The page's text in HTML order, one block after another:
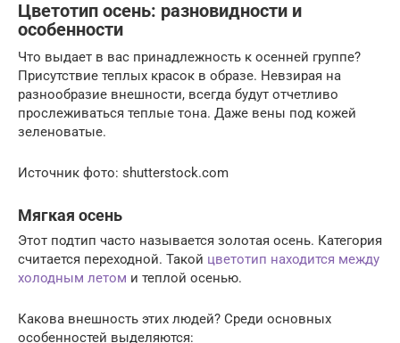
Цветотип осень: разновидности и
особенности
Что выдает в вас принадлежность к осенней группе?
Присутствие теплых красок в образе. Невзирая на
разнообразие внешности, всегда будут отчетливо
прослеживаться теплые тона. Даже вены под кожей
зеленоватые.
Источник фото: shutterstock.com
Мягкая осень
Этот подтип часто называется золотая осень. Категория
считается переходной. Такой цветотип находится между
холодным летом и теплой осенью.
Какова внешность этих людей? Среди основных
особенностей выделяются: